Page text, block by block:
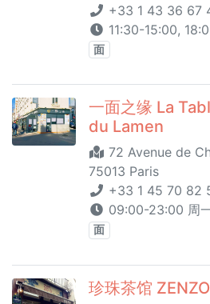
+33 1 43 36 67
11:30-15:00,
面
一面之缘 La
du Lamen
72 Avenue de
75013 Paris
+33 1 45 70 82
09:00-23:00 周
面
珍珠茶馆